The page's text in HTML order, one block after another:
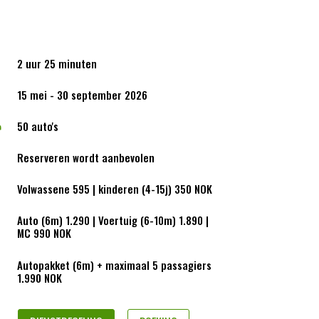
2 uur 25 minuten
15 mei - 30 september 2026
50 auto's
Reserveren wordt aanbevolen
Volwassene 595 | kinderen (4-15j) 350 NOK
Auto (6m) 1.290 | Voertuig (6-10m) 1.890 |
MC 990 NOK
Autopakket (6m) + maximaal 5 passagiers
1.990 NOK